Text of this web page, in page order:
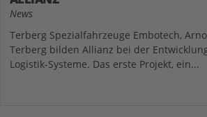
News
Terberg Spezialfahrzeuge Embotech,
Terberg bilden Allianz bei der
Logistik-Systeme. Das erste Projekt, ein...